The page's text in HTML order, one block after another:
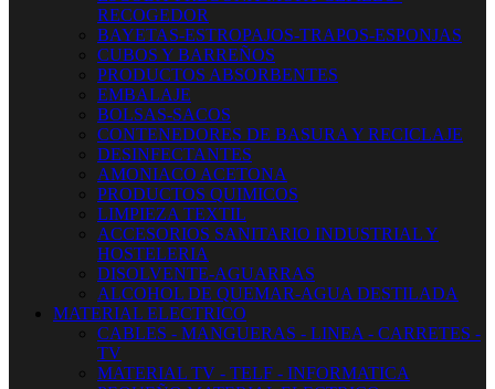
RECOGEDOR
BAYETAS-ESTROPAJOS-TRAPOS-ESPONJAS
CUBOS Y BARREÑOS
PRODUCTOS ABSORBENTES
EMBALAJE
BOLSAS-SACOS
CONTENEDORES DE BASURA Y RECICLAJE
DESINFECTANTES
AMONIACO ACETONA
PRODUCTOS QUIMICOS
LIMPIEZA TEXTIL
ACCESORIOS SANITARIO INDUSTRIAL Y
HOSTELERIA
DISOLVENTE-AGUARRAS
ALCOHOL DE QUEMAR-AGUA DESTILADA
MATERIAL ELECTRICO
CABLES - MANGUERAS - LINEA - CARRETES -
TV
MATERIAL TV - TELF - INFORMATICA